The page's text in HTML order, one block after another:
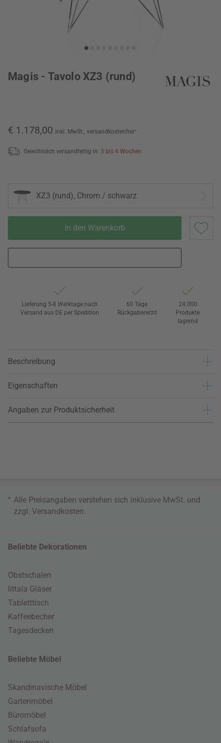
Magis - Tavolo XZ3 (rund)
€ 1.178,00 inkl. MwSt., versandkostenfrei*
Gewöhnlich versandfertig in: 3 bis 4 Wochen
XZ3 (rund), Chrom / schwarz
In den Warenkorb
Lieferung 5-8 Werktage nach
Versand aus DE per Spedition
60 Tage
Rückgaberecht
24.000
Produkte
lagernd
Beschreibung
Eigenschaften
Angaben zur Produktsicherheit
* Alle Preisangaben verstehen sich inklusive MwSt. und
zzgl. Versandkosten
Beliebte Dekorationen
Obstschalen
Iittala Gläser
Tabletttisch
Kaffeebecher
Tagesdecken
Beliebte Möbel
Skandinavische Möbel
Gartenmöbel
Büromöbel
Schlafsofa